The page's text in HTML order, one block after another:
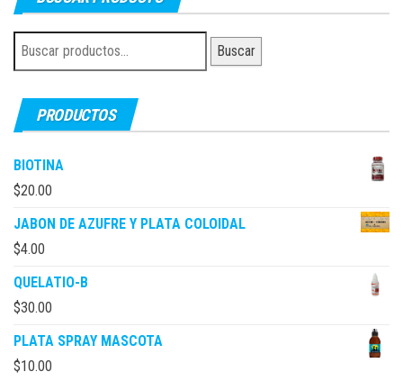
Buscar
por:
Buscar
PRODUCTOS
BIOTINA
$20.00
JABON DE AZUFRE Y PLATA COLOIDAL
$4.00
QUELATIO-B
$30.00
PLATA SPRAY MASCOTA
$10.00